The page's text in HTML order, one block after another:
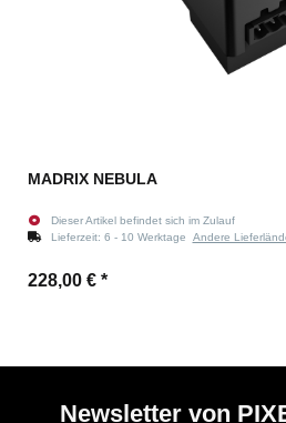
MADRIX NEBULA
Dieser Artikel befindet sich im Zulauf
Lieferzeit: 6 - 10 Werktage Andere
228,00 € *
Newsletter von